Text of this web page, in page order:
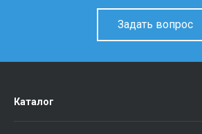
Задать вопрос
Каталог